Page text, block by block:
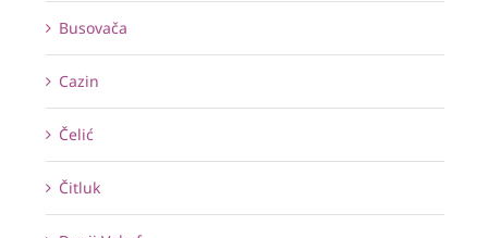
Busovača
Cazin
Čelić
Čitluk